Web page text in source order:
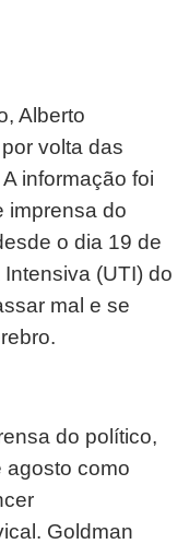
Alberto
volta das
informação foi
imprensa do
o dia 19 de
(UTI) do
mal e se
do político,
agosto como
Goldman